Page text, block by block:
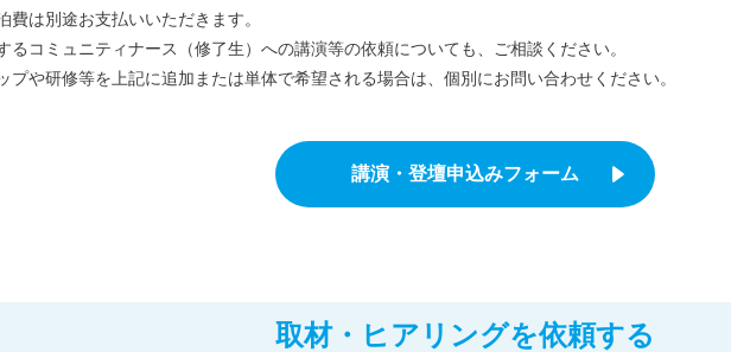
費は別途お支払いいただきます。
るコミュニティナース（修了生）への講演等の依頼についても、ご相談ください。
プや研修等を上記に追加または単体で希望される場合は、個別にお問い合わせください。
講演・登壇申込みフォーム
取材・ヒアリングを依頼する